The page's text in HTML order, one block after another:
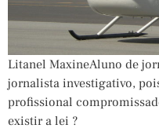
Litanel MaxineAluno de
jornalista investigativo,
profissional
existir a lei ?